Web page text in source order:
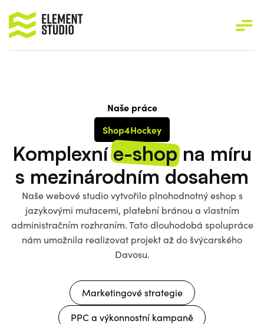
Naše práce
Shop4Hockey
Komplexníe-shopna míru
s mezinárodním dosahem
Naše webové studio vytvořilo plnohodnotný eshop s
jazykovými mutacemi, platební bránou a vlastním
administračním rozhraním. Tato dlouhodobá spolupráce
nám umožnila realizovat projekt až do švýcarského
Davosu.
Marketingové strategie
PPC a výkonnostní kampaně